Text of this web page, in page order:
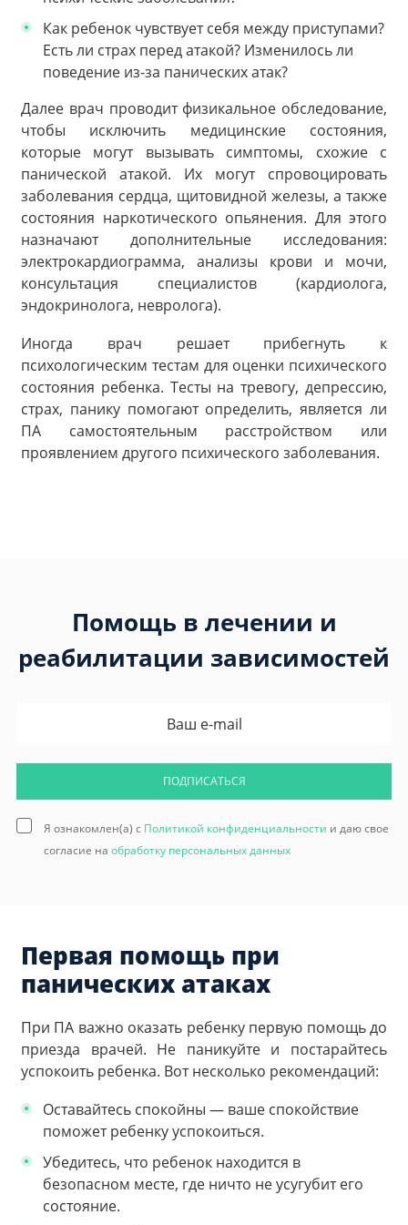
Как ребенок чувствует себя между приступами?
Есть ли страх перед атакой? Изменилось ли
поведение из-за панических атак?
Далее врач проводит физикальное обследование,
чтобы исключить медицинские состояния,
которые могут вызывать симптомы, схожие с
панической атакой. Их могут спровоцировать
заболевания сердца, щитовидной железы, а также
состояния наркотического опьянения. Для этого
назначают дополнительные исследования:
электрокардиограмма, анализы крови и мочи,
консультация специалистов (кардиолога,
эндокринолога, невролога).
Иногда врач решает прибегнуть к
психологическим тестам для оценки психического
состояния ребенка. Тесты на тревогу, депрессию,
страх, панику помогают определить, является ли
ПА самостоятельным расстройством или
проявлением другого психического заболевания.
Помощь в лечении и
реабилитации зависимостей
ПОДПИСАТЬСЯ
Я ознакомлен(а) с Политикой конфиденциальности и даю свое
согласие на обработку персональных данных
Первая помощь при
панических атаках
При ПА важно оказать ребенку первую помощь до
приезда врачей. Не паникуйте и постарайтесь
успокоить ребенка. Вот несколько рекомендаций:
Оставайтесь спокойны — ваше спокойствие
поможет ребенку успокоиться.
Убедитесь, что ребенок находится в
безопасном месте, где ничто не усугубит его
состояние.